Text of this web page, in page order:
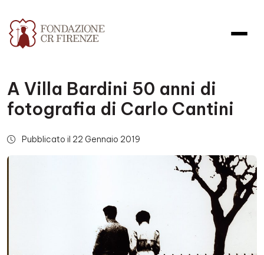
A Villa Bardini 50 anni di
fotografia di Carlo Cantini
Pubblicato il 22 Gennaio 2019